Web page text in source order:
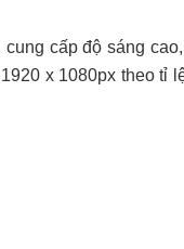
cấp độ sáng
x 1080px theo tỉ